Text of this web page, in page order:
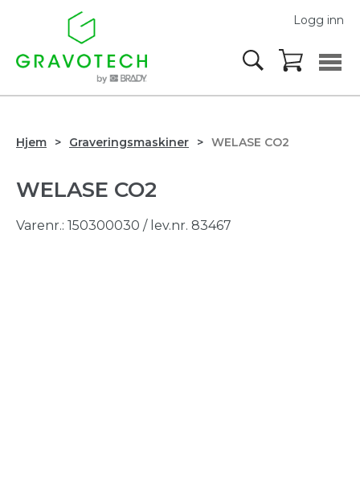
Logg inn
Hjem Graveringsmaskiner WELASE CO2
WELASE CO2
Varenr.: 150300030 / lev.nr. 83467